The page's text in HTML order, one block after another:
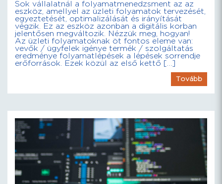
Sok vállalatnál a folyamatmenedzsment az az
eszköz, amellyel az üzleti folyamatok tervezését,
egyeztetését, optimalizálását és irányítását
végzik. Ez az eszköz azonban a digitális korban
jelentősen megváltozik. Nézzük meg, hogyan!
Az üzleti folyamatoknak öt fontos eleme van:
vevők / ügyfelek igénye termék / szolgáltatás
eredménye folyamatlépések a lépések sorrendje
erőforrások. Ezek közül az első kettő […]
Tovább